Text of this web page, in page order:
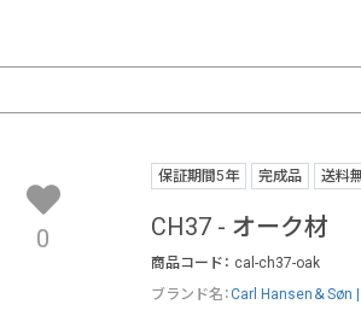
保証期間5年 完成品 送料
CH37 - オーク材
商品コード： cal-ch37-oak
ブランド名：Carl Hansen＆Søn
0